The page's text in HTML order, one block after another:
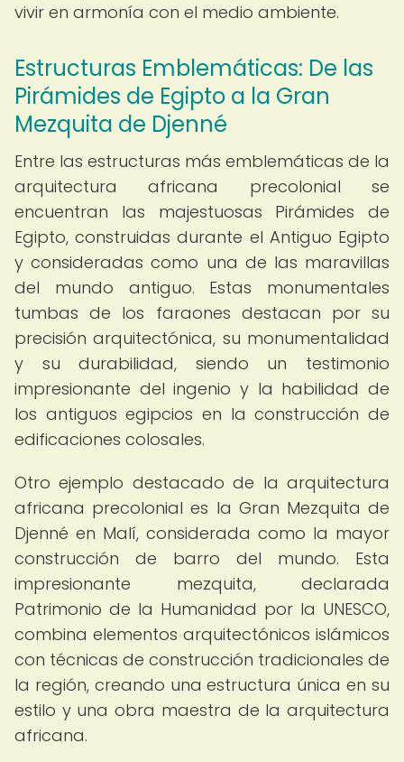
vivir en armonía con el medio ambiente.
Estructuras Emblemáticas: De las
Pirámides de Egipto a la Gran
Mezquita de Djenné
Entre las estructuras más emblemáticas de la
arquitectura africana precolonial se
encuentran las majestuosas Pirámides de
Egipto, construidas durante el Antiguo Egipto
y consideradas como una de las maravillas
del mundo antiguo. Estas monumentales
tumbas de los faraones destacan por su
precisión arquitectónica, su monumentalidad
y su durabilidad, siendo un testimonio
impresionante del ingenio y la habilidad de
los antiguos egipcios en la construcción de
edificaciones colosales.
Otro ejemplo destacado de la arquitectura
africana precolonial es la Gran Mezquita de
Djenné en Malí, considerada como la mayor
construcción de barro del mundo. Esta
impresionante mezquita, declarada
Patrimonio de la Humanidad por la UNESCO,
combina elementos arquitectónicos islámicos
con técnicas de construcción tradicionales de
la región, creando una estructura única en su
estilo y una obra maestra de la arquitectura
africana.